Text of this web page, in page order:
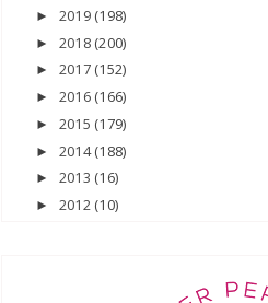
► 2019 (198)
► 2018 (200)
► 2017 (152)
► 2016 (166)
► 2015 (179)
► 2014(188)
► 2013 (16)
► 2012 (10)